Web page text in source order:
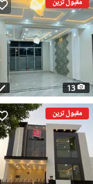
13
مقبول ترین